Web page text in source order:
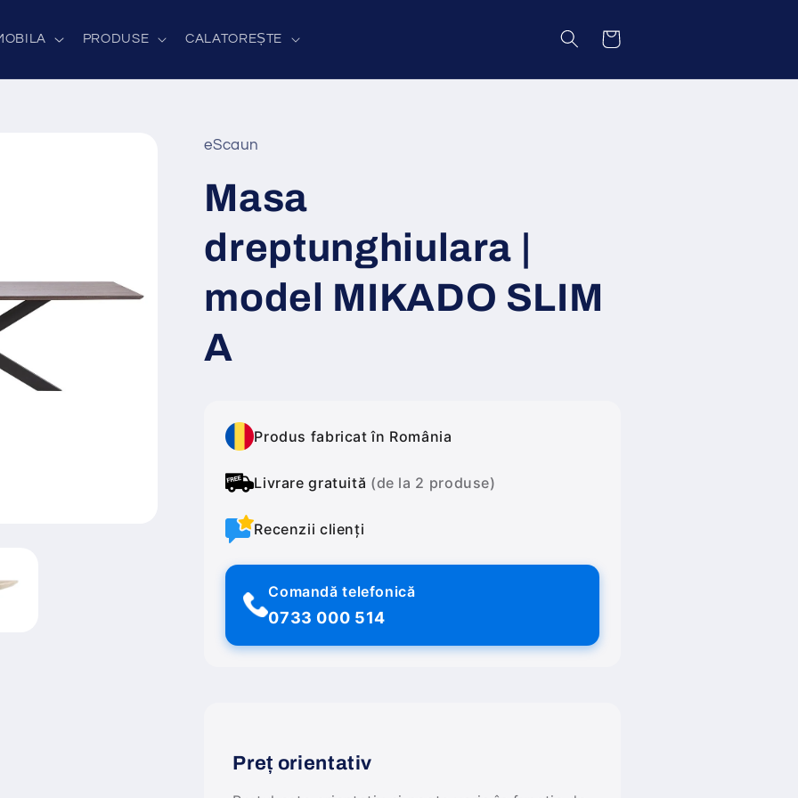
PRODUSE CALATOREȘTE Coș
eScaun
Masa
dreptunghiulara |
model MIKADO SLIM
A
Produs fabricat în România
Livrare gratuită (de la 2 produse)
Recenzii clienți
Comandă telefonică
0733 000 514
Preț orientativ